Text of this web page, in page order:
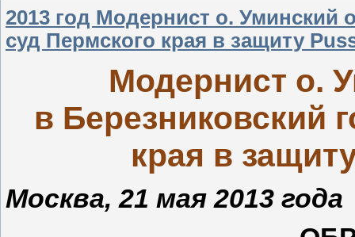
2013 год Модернист о. Уминский
суд Пермского края в защиту
Модернист о.
в Березниковский
края в
Москва, 21 мая 2013 года